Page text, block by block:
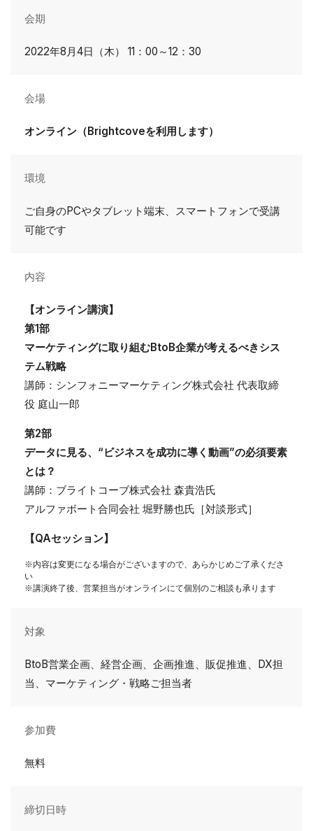
会期
2022年8月4日（木） 11：00～12：30
会場
オンライン（Brightcoveを利用します）
環境
ご自身のPCやタブレット端末、スマートフォンで受講
可能です
内容
【オンライン講演】
第1部
マーケティングに取り組むBtoB企業が考えるべきシス
テム戦略
講師：シンフォニーマーケティング株式会社 代表取締
役 庭山一郎
第2部
データに見る、“ビジネスを成功に導く動画”の必須要素
とは？
講師：ブライトコーブ株式会社 森貴浩氏
アルファボート合同会社 堀野勝也氏［対談形式］
【QAセッション】
※内容は変更になる場合がございますので、あらかじめご了承くださ
い
※講演終了後、営業担当がオンラインにて個別のご相談も承ります
対象
BtoB営業企画、経営企画、企画推進、販促推進、DX担
当、マーケティング・戦略ご担当者
参加費
無料
締切日時